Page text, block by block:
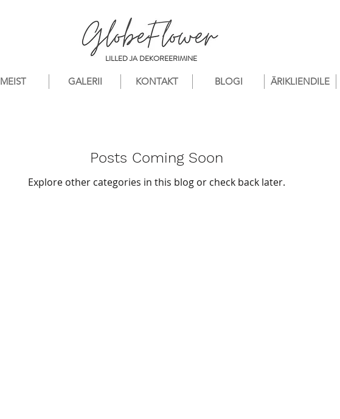
LILLED JA DEKOREERIMINE
MEIST GALERII KONTAKT BLOGI ÄRIKLIENDILE
Posts Coming Soon
Explore other categories in this blog or check back later.